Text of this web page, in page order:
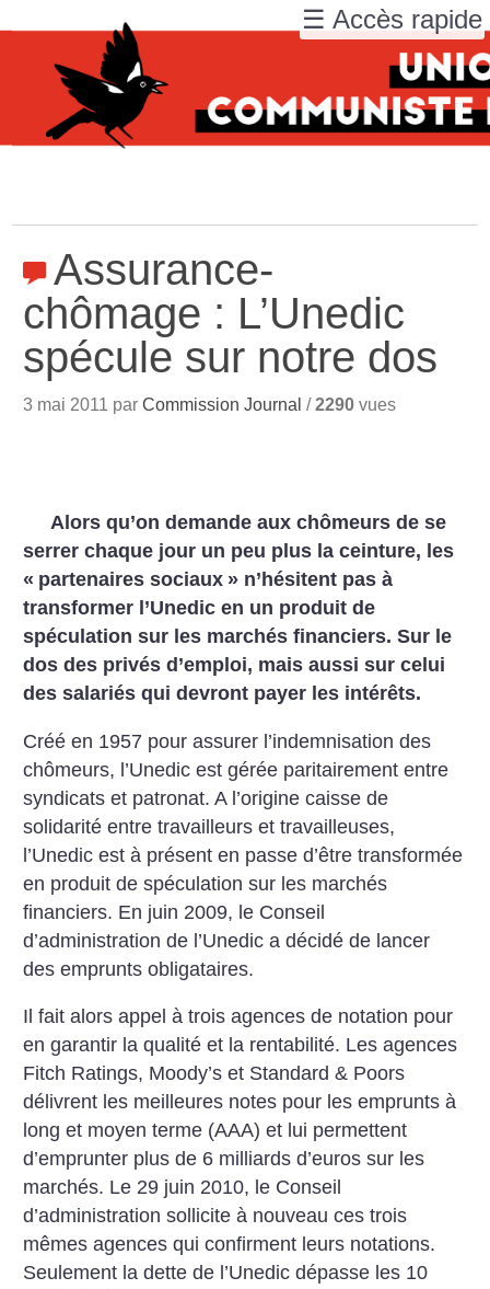
Assurance-
chômage : L’Unedic
spécule sur notre dos
3 mai 2011 parCommission Journal /2290 vues
Alors qu’on demande aux chômeurs de se
serrer chaque jour un peu plus la ceinture, les
« partenaires sociaux » n’hésitent pas à
transformer l’Unedic en un produit de
spéculation sur les marchés financiers. Sur le
dos des privés d’emploi, mais aussi sur celui
des salariés qui devront payer les intérêts.
Créé en 1957 pour assurer l’indemnisation des
chômeurs, l’Unedic est gérée paritairement entre
syndicats et patronat. A l’origine caisse de
solidarité entre travailleurs et travailleuses,
l’Unedic est à présent en passe d’être transformée
en produit de spéculation sur les marchés
financiers. En juin 2009, le Conseil
d’administration de l’Unedic a décidé de lancer
des emprunts obligataires.
Il fait alors appel à trois agences de notation pour
en garantir la qualité et la rentabilité. Les agences
Fitch Ratings, Moody’s et Standard & Poors
délivrent les meilleures notes pour les emprunts à
long et moyen terme (AAA) et lui permettent
d’emprunter plus de 6 milliards d’euros sur les
marchés. Le 29 juin 2010, le Conseil
d’administration sollicite à nouveau ces trois
mêmes agences qui confirment leurs notations.
Seulement la dette de l’Unedic dépasse les 10
☰ Accès rapide